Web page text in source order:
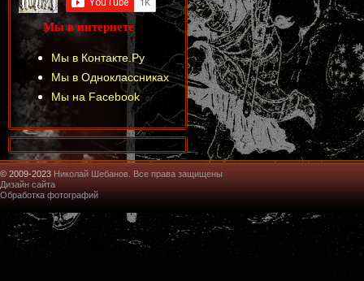
Мы в интернете
Мы в Контакте.Ру
Мы в Одноклассниках
Мы на Facebook
© 2009-2023 Николай Шебанов. Все права защищены
Дизайн сайта
Обработка фотографий